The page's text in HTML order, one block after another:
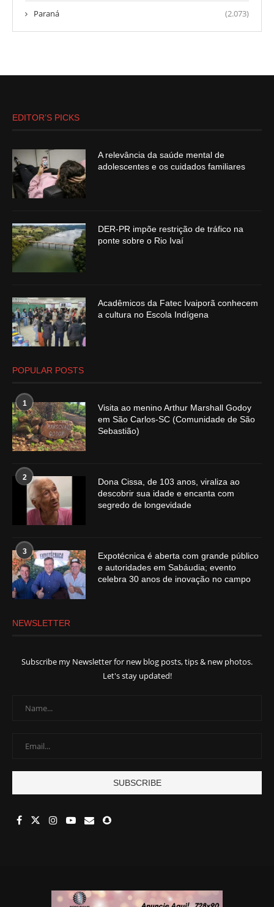
Paraná (2.073)
EDITOR’S PICKS
A relevância da saúde mental de
adolescentes e os cuidados familiares
DER-PR impõe restrição de tráfico na
ponte sobre o Rio Ivaí
Acadêmicos da Fatec Ivaiporã conhecem
a cultura no Escola Indígena
POPULAR POSTS
1
Visita ao menino Arthur Marshall Godoy
em São Carlos-SC (Comunidade de São
Sebastião)
2
Dona Cissa, de 103 anos, viraliza ao
descobrir sua idade e encanta com
segredo de longevidade
3
Expotécnica é aberta com grande público
e autoridades em Sabáudia; evento
celebra 30 anos de inovação no campo
NEWSLETTER
Subscribe my Newsletter for new blog posts, tips & new photos.
Let's stay updated!